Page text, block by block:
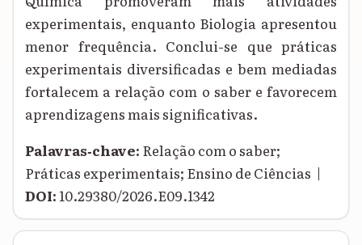
experimentais, enquanto Biologia apresentou
menor frequência. Conclui-se que práticas
experimentais diversificadas e bem mediadas
fortalecem a relação com o saber e favorecem
aprendizagens mais significativas.
Palavras‑chave: Relação com o saber;
Práticas experimentais; Ensino de Ciências |
DOI: 10.29380/2026.E09.1342